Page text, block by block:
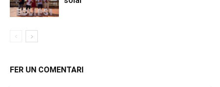
FER UN COMENTARI